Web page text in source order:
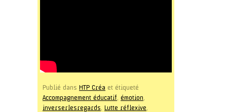
Publié dans HTP Créa et étiqueté
Accompagnement éducatif émotion
inverserlesregards Lutte réflexive